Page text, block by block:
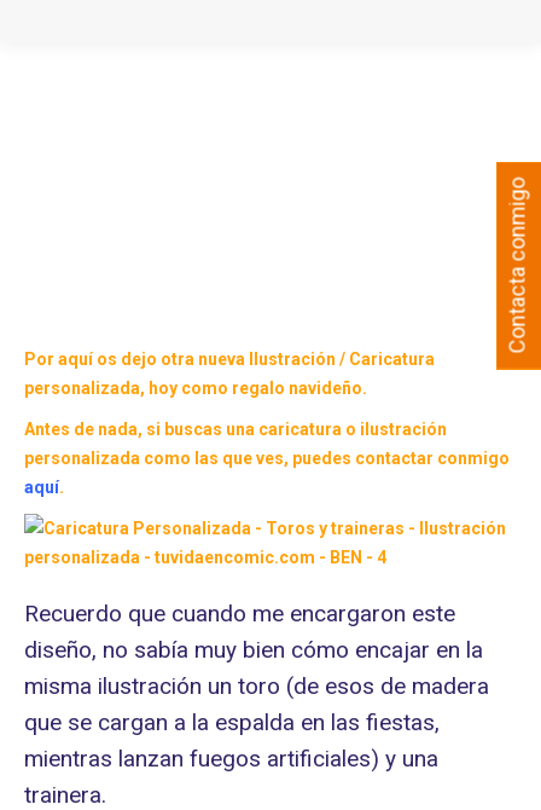
Por aquí os dejo otra nueva Ilustración / Caricatura
personalizada, hoy como regalo navideño.
Antes de nada, si buscas una caricatura o ilustración
personalizada como las que ves, puedes contactar conmigo
aquí.
Recuerdo que cuando me encargaron este
diseño, no sabía muy bien cómo encajar en la
misma ilustración un toro (de esos de madera
que se cargan a la espalda en las fiestas,
mientras lanzan fuegos artificiales) y una
trainera.
Contacta conmigo